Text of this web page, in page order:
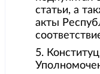
статьи, а
акты
5.